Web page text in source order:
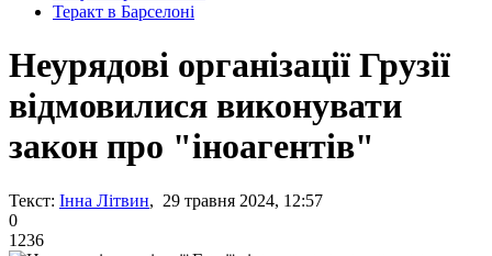
Теракт в Барселоні
Неурядові організації Грузії
відмовилися виконувати
закон про "іноагентів"
Текст: Інна Літвин, 29 травня 2024, 12:57
0
1236